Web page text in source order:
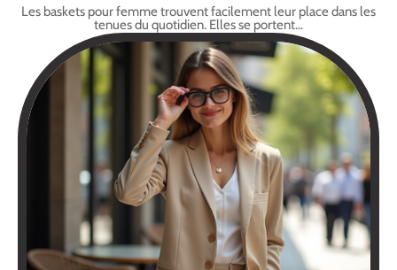
Les baskets pour femme trouvent facilement leur place dans les
tenues du quotidien. Elles se portent…